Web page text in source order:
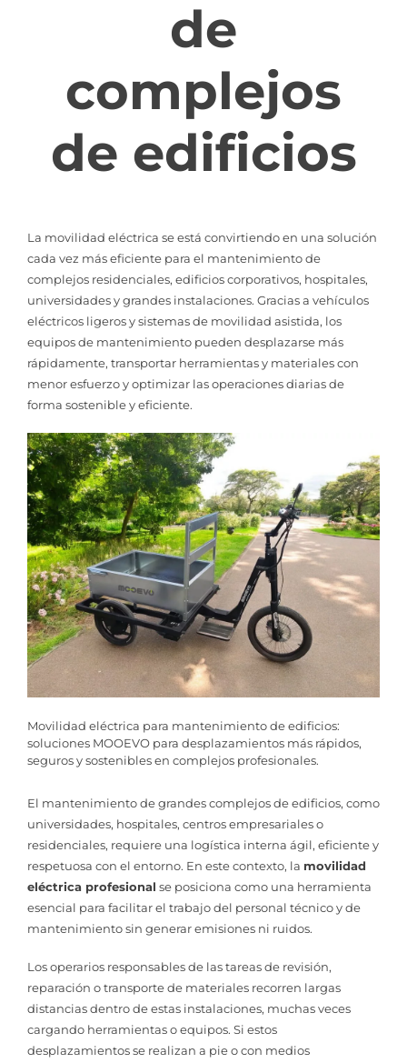
de
complejos
de edificios
La movilidad eléctrica se está convirtiendo en una solución
cada vez más eficiente para el mantenimiento de
complejos residenciales, edificios corporativos, hospitales,
universidades y grandes instalaciones. Gracias a vehículos
eléctricos ligeros y sistemas de movilidad asistida, los
equipos de mantenimiento pueden desplazarse más
rápidamente, transportar herramientas y materiales con
menor esfuerzo y optimizar las operaciones diarias de
forma sostenible y eficiente.
Movilidad eléctrica para mantenimiento de edificios:
soluciones MOOEVO para desplazamientos más rápidos,
seguros y sostenibles en complejos profesionales.
El mantenimiento de grandes complejos de edificios, como
universidades, hospitales, centros empresariales o
residenciales, requiere una logística interna ágil, eficiente y
respetuosa con el entorno. En este contexto, la movilidad
eléctrica profesional se posiciona como una herramienta
esencial para facilitar el trabajo del personal técnico y de
mantenimiento sin generar emisiones ni ruidos.
Los operarios responsables de las tareas de revisión,
reparación o transporte de materiales recorren largas
distancias dentro de estas instalaciones, muchas veces
cargando herramientas o equipos. Si estos
desplazamientos se realizan a pie o con medios